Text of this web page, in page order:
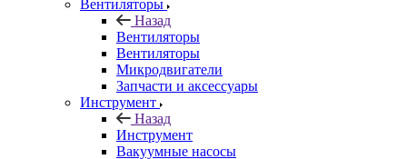
Вентиляторы
Назад
Вентиляторы
Вентиляторы
Микродвигатели
Запчасти и аксессуары
Инструмент
Назад
Инструмент
Вакуумные насосы